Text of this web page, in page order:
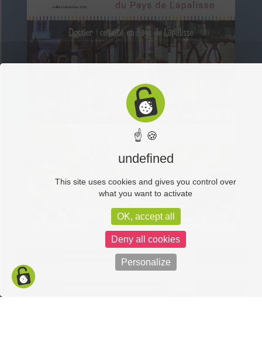
Facebook (like box) is disabled. Allow
☝ 🍪
undefined
This site uses cookies and gives you control over
what you want to activate
OK, accept all
Deny all cookies
Personalize